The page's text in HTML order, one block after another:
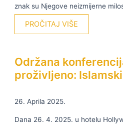
znak su Njegove neizmijerne
PROČITAJ VIŠE
Održana
proživljeno:
26. Aprila 2025.
Dana 26. 4. 2025. u hotelu